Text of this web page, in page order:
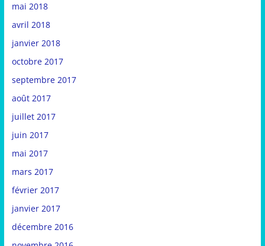
mai 2018
avril 2018
janvier 2018
octobre 2017
septembre 2017
août 2017
juillet 2017
juin 2017
mai 2017
mars 2017
février 2017
janvier 2017
décembre 2016